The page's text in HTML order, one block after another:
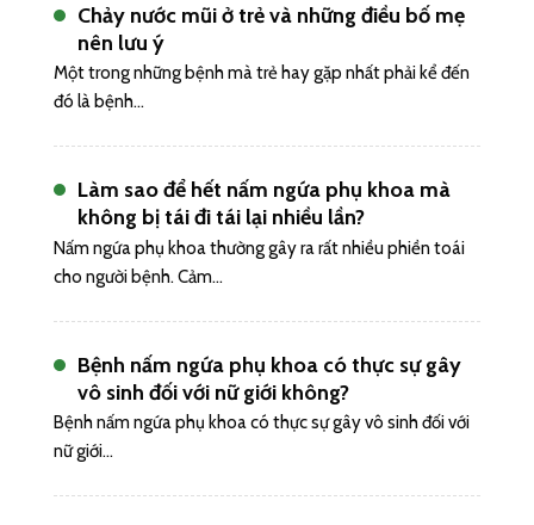
Chảy nước mũi ở trẻ và những điều bố mẹ
nên lưu ý
Một trong những bệnh mà trẻ hay gặp nhất phải kể đến
đó là bệnh...
Làm sao để hết nấm ngứa phụ khoa mà
không bị tái đi tái lại nhiều lần?
Nấm ngứa phụ khoa thường gây ra rất nhiều phiền toái
cho người bệnh. Cảm...
Bệnh nấm ngứa phụ khoa có thực sự gây
vô sinh đối với nữ giới không?
Bệnh nấm ngứa phụ khoa có thực sự gây vô sinh đối với
nữ giới...